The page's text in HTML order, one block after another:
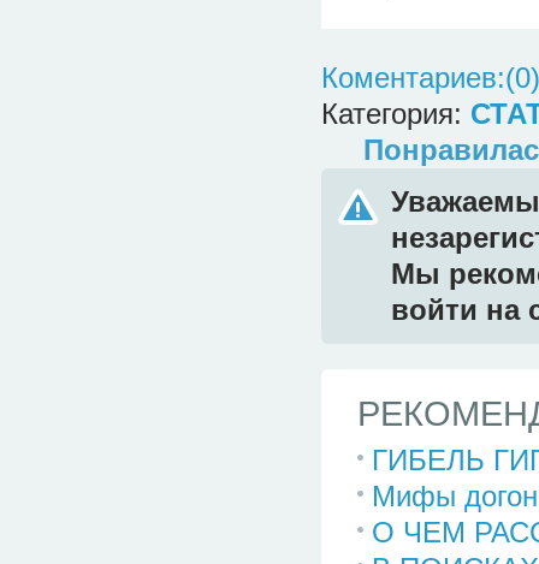
Коментариев:(0)
Категория:
Мы
войти на
ГИБЕЛЬ
Mифы
О ЧЕМ